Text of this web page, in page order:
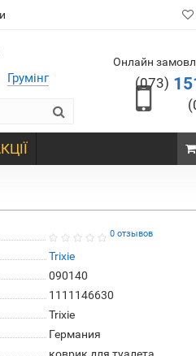
Грумінг
Онлайн
(073)
0 отзывов
Trixie
090140
1111146630
Trixie
Германия